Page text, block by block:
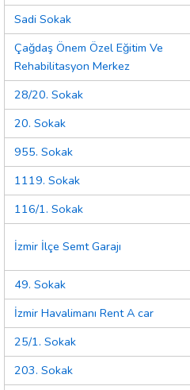
Sadi Sokak
Çağdaş Önem Özel Eğitim Ve
Rehabilitasyon Merkez
28/20. Sokak
20. Sokak
955. Sokak
1119. Sokak
116/1. Sokak
İzmir İlçe Semt Garajı
49. Sokak
İzmir Havalimanı Rent A car
25/1. Sokak
203. Sokak